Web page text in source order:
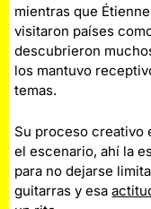
mientras que
visitaron países
descubrieron
los mantuvo
temas.
Su proceso creativo
el escenario, ahí la
para no dejarse
guitarras y esa